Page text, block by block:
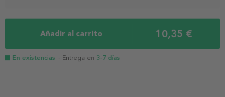
Añadir al carrito 10,35 €
En existencias - Entrega en 3-7 días